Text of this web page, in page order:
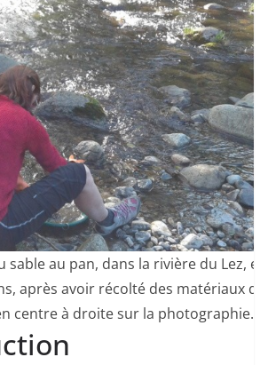
sable au pan, dans la rivière du Lez,
après avoir récolté des matériaux
centre à droite sur la photographie.